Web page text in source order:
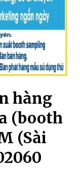
hàng
(booth
(Sài